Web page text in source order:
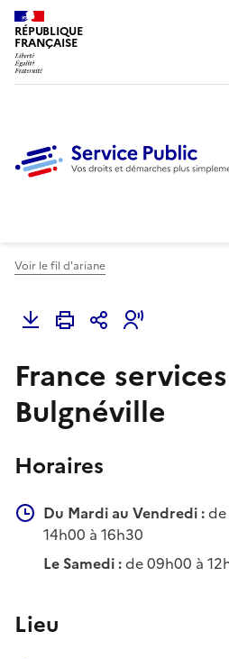
RÉPUBLIQUE
FRANÇAISE
Voir le fil d'ariane
France
Bulgnéville
Horaires
Du Mardi au Vendredi :
14h00 à 16h30
Le Samedi :de 09h00 à
Lieu